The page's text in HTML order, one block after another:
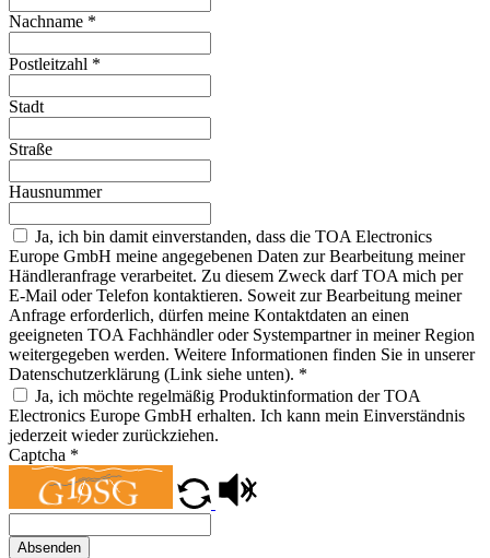
Nachname *
Postleitzahl *
Stadt
Straße
Hausnummer
Ja, ich bin damit einverstanden, dass die TOA Electronics
Europe GmbH meine angegebenen Daten zur Bearbeitung meiner
Händleranfrage verarbeitet. Zu diesem Zweck darf TOA mich per
E-Mail oder Telefon kontaktieren. Soweit zur Bearbeitung meiner
Anfrage erforderlich, dürfen meine Kontaktdaten an einen
geeigneten TOA Fachhändler oder Systempartner in meiner Region
weitergegeben werden. Weitere Informationen finden Sie in unserer
Datenschutzerklärung (Link siehe unten). *
Ja, ich möchte regelmäßig Produktinformation der TOA
Electronics Europe GmbH erhalten. Ich kann mein Einverständnis
jederzeit wieder zurückziehen.
Captcha *
Absenden